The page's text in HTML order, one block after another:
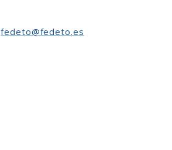
fedeto@fedeto.es